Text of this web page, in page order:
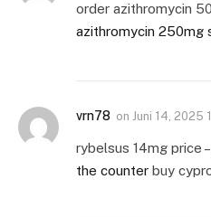
order azithromycin
azithromycin 250mg
vrn78 on Juni 14, 2025
rybelsus 14mg price –
the counter buy